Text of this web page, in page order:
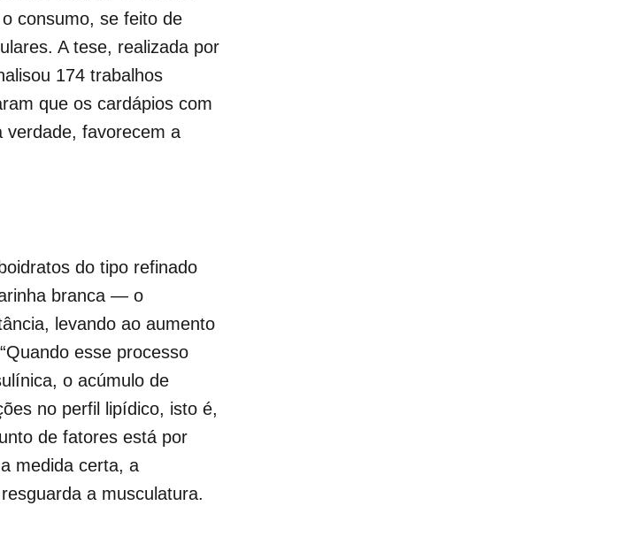
consumo, se feito de
A tese, realizada por
174 trabalhos
que os cardápios com
verdade, favorecem a
do tipo refinado
branca — o
levando ao aumento
esse processo
o acúmulo de
no perfil lipídico, isto é,
de fatores está por
medida certa, a
a musculatura.